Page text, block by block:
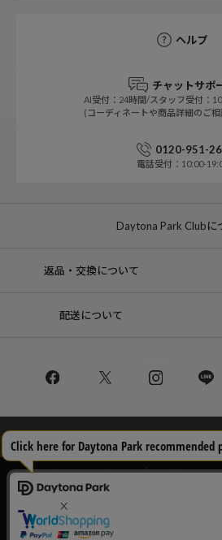
ヘルプ
チャットサポ
AI受付：24時間/スタッフ受付：
(コーディネートや商品詳細のご
0120-951-
電話受付：10:00-
Daytona Park Clubに
返品・交換について
配送について
コーポレートサイト リクルート
サ
プライバシーポリシー
特定商取引法
Copyright © DAYTONA INTERNATIONAL
当サイトでは利用体験の向上およびコンテンツ
の分析を目的としてCookieを使用しています。
サイトの閲覧を継続された場合、Cookieの利用
ます。